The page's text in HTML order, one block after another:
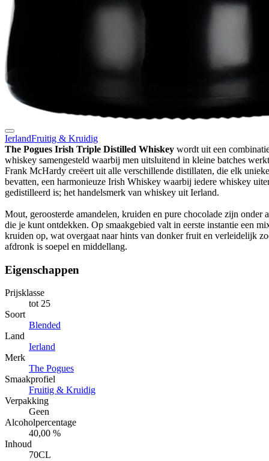
IerlandFruitig & Kruidig
The Pogues Irish Triple Distilled Whiskey wordt uit een
whiskey samengesteld waarbij men uitsluitend in kleine batches
Frank McHardy creëert uit alle verschillende distillaten, die elk
bevatten, een harmonieuze Irish Whiskey waarbij iedere whiskey
gedistilleerd is; het handelsmerk van whiskey uit Ierland.
Mout, geroosterde amandelen, kruiden en pure chocolade zijn onder
die je kunt ontdekken. Op smaakgebied valt in eerste instantie een
kruiden op, wat overgaat naar hints van donker fruit en verleidelijk
afdronk is soepel en middellang.
Eigenschappen
Prijsklasse
tot 25
Soort
Blended
Land
Ierland
Merk
The Pogues
Smaakprofiel
Fruitig & Kruidig
Verpakking
Geen
Alcoholpercentage
40,00 %
Inhoud
70CL